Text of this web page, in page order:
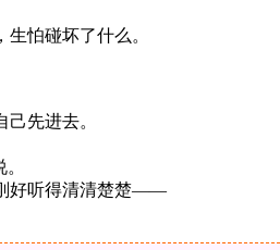
怕碰坏了什么。
先进去。
好听得清清楚楚——